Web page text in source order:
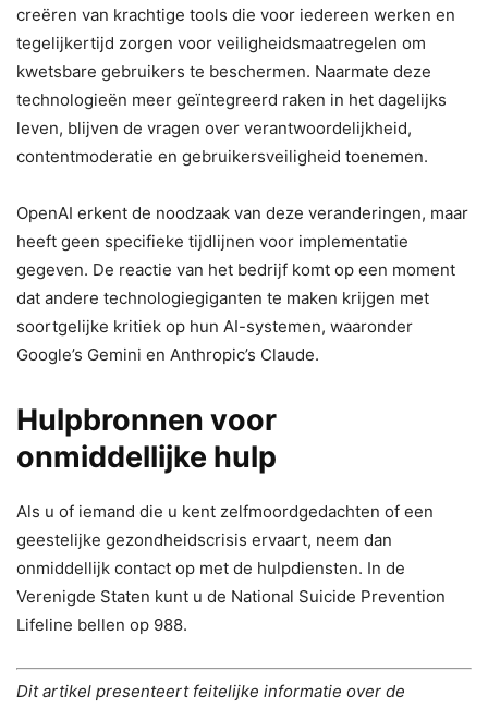
creëren van krachtige tools die voor iedereen werken en
tegelijkertijd zorgen voor veiligheidsmaatregelen om
kwetsbare gebruikers te beschermen. Naarmate deze
technologieën meer geïntegreerd raken in het dagelijks
leven, blijven de vragen over verantwoordelijkheid,
contentmoderatie en gebruikersveiligheid toenemen.
OpenAI erkent de noodzaak van deze veranderingen, maar
heeft geen specifieke tijdlijnen voor implementatie
gegeven. De reactie van het bedrijf komt op een moment
dat andere technologiegiganten te maken krijgen met
soortgelijke kritiek op hun AI-systemen, waaronder
Google’s Gemini en Anthropic’s Claude.
Hulpbronnen voor
onmiddellijke hulp
Als u of iemand die u kent zelfmoordgedachten of een
geestelijke gezondheidscrisis ervaart, neem dan
onmiddellijk contact op met de hulpdiensten. In de
Verenigde Staten kunt u de National Suicide Prevention
Lifeline bellen op 988.
Dit artikel presenteert feitelijke informatie over de